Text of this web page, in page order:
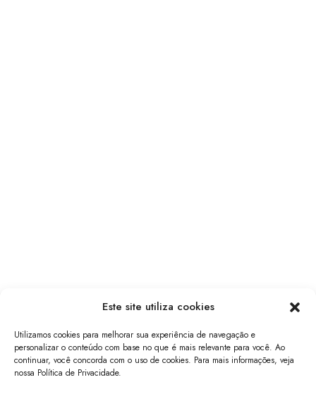
Este site utiliza cookies
Utilizamos cookies para melhorar sua experiência de navegação e
personalizar o conteúdo com base no que é mais relevante para você. Ao
continuar, você concorda com o uso de cookies. Para mais informações, veja
nossa Política de Privacidade.